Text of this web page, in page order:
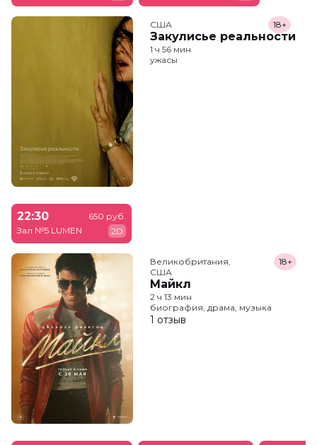
США
Закулисье реальности
18+
1 ч 56 мин
ужасы
22:30
Зал №5 LUMEN
650 руб.
2D
Великобритания,
США
Майкл
18+
2 ч 13 мин
биография, драма, музыка
1 отзыв